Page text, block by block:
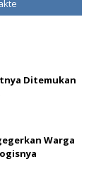
Ditemukan
Warga